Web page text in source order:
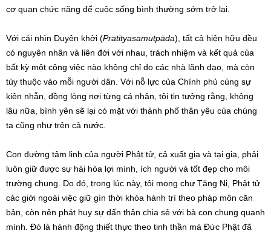
cơ quan chức năng để cuộc sống bình thường sớm trở lại.
Với cái nhìn Duyên khởi (Pratītyasamutpāda), tất cả hiện hữu đều
có nguyên nhân và liên đới với nhau, trách nhiệm và kết quả của
bất kỳ một công việc nào không chỉ do các nhà lãnh đạo, mà còn
tùy thuộc vào mỗi người dân. Với nỗ lực của Chính phủ cùng sự
kiên nhẫn, đồng lòng nơi từng cá nhân, tôi tin tưởng rằng, không
lâu nữa, bình yên sẽ lại có mặt với thành phố thân yêu của chúng
ta cũng như trên cả nước.
Con đường tâm linh của người Phật tử, cả xuất gia và tại gia, phải
luôn giữ được sự hài hòa lợi mình, ích người và tốt đẹp cho môi
trường chung. Do đó, trong lúc này, tôi mong chư Tăng Ni, Phật tử
các giới ngoài việc giữ gìn thời khóa hành trì theo pháp môn căn
bản, còn nên phát huy sự dấn thân chia sẻ với bà con chung quanh
mình. Đó là hành động thiết thực theo tinh thần mà Đức Phật đã